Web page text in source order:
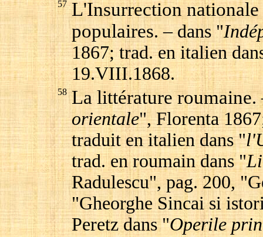
57 L'Insurrection nationale
populaires. – dans "
1867; trad. en italien
19.VIII.1868.
58 La littérature roumaine.
orientale", Florenta
traduit en italien dans "
trad. en roumain dans "
Radulescu", pag. 200,
"Gheorghe Sincai si
Peretz dans "Operile